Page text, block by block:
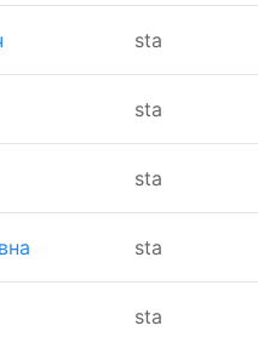
sta
sta
sta
sta
sta